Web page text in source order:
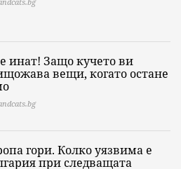
инат! Защо кучето ви
вещи, когато остане
гори. Колко уязвима е
при следващата